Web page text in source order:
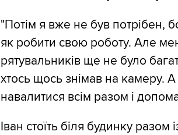
"Потім я вже не був потрібен,
як робити свою роботу. Але
рятувальників ще не було
хтось щось знімав на камеру.
навалитися всім разом і
Іван стоїть біля будинку